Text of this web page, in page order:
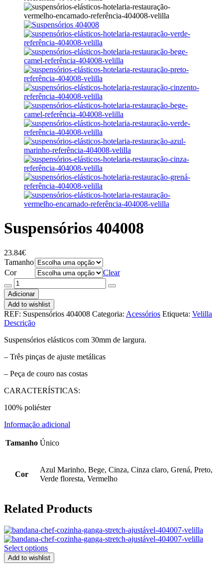
Suspensórios 404008
23.84€
Tamanho
Cor
Clear
Quantidade
de
Suspensórios
404008
Adicionar
Add to wishlist
REF: Suspensórios 404008 Categoria: Acessórios Etiqueta: Velilla
Descrição
Suspensórios elásticos com 30mm de largura.
– Três pinças de ajuste metálicas
– Peça de couro nas costas
CARACTERÍSTICAS:
100% poliéster
Informação adicional
Tamanho Único
Cor
Azul Marinho, Bege, Cinza, Cinza claro, Grená, Preto,
Verde floresta, Vermelho
Related Products
Select options
Add to wishlist